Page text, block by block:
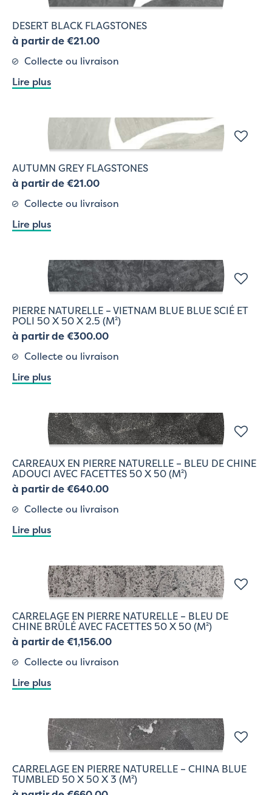
DESERT BLACK FLAGSTONES
à partir de €21.00
Collecte ou livraison
Lire plus
AUTUMN GREY FLAGSTONES
à partir de €21.00
Collecte ou livraison
Lire plus
PIERRE NATURELLE – VIETNAM BLUE BLUE SCIÉ ET
POLI 50 X 50 X 2.5 (M²)
à partir de €300.00
Collecte ou livraison
Lire plus
CARREAUX EN PIERRE NATURELLE – BLEU DE CHINE
ADOUCI AVEC FACETTES 50 X 50 (M²)
à partir de €640.00
Collecte ou livraison
Lire plus
CARRELAGE EN PIERRE NATURELLE – BLEU DE
CHINE BRÛLÉ AVEC FACETTES 50 X 50 (M²)
à partir de €1,156.00
Collecte ou livraison
Lire plus
CARRELAGE EN PIERRE NATURELLE – CHINA BLUE
TUMBLED 50 X 50 X 3 (M²)